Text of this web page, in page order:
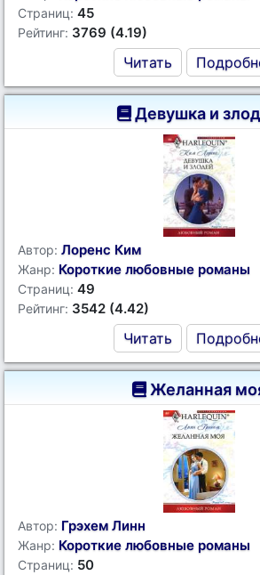
Страниц: 45
Рейтинг: 3769 (4.19)
Читать
Девушка и
Автор: Лоренс Ким
Жанр: Короткие любовные романы
Страниц: 49
Рейтинг: 3542 (4.42)
Читать
Желанная
Автор: Грэхем Линн
Жанр: Короткие любовные романы
Страниц: 50